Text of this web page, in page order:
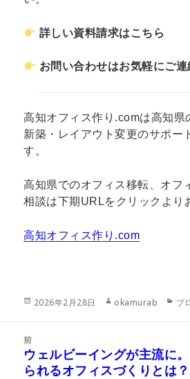
詳しい資料請求はこちら
お問い合わせはお気軽にご
高知オフィス作り.comは高知県
新築・レイアウト変更のサポー
す。
高知県でのオフィス移転、オフ
相談は下期URLをクリックより
高知オフィス作り.com
投
2026年2月28日
作
okamurab
カ
ー
ブ
前
前
の
ウェルビーイングが主流に
られるオフィスづくりとは？